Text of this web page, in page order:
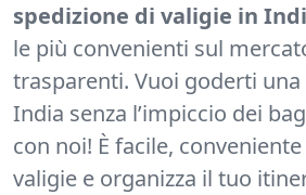
spedizione di valigie in
le più convenienti sul
trasparenti. Vuoi goderti una
India senza l’impiccio dei
con noi! È facile,
valigie e organizza il tuo